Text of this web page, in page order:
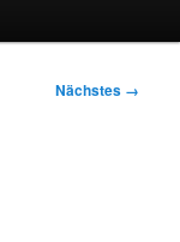
Nächstes →